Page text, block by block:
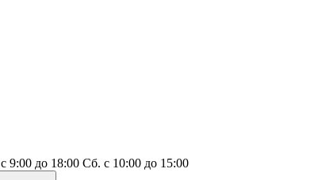
с 9:00 до 18:00 Сб. с 10:00 до 15:00